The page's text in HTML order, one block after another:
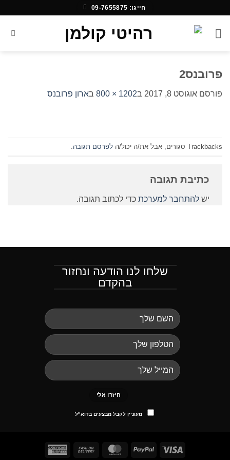
content
חייגו: 09-7655875
פרובנס2
פורסם אוגוסט 8, 2017 ב1202 × 800 בארון פרובנס
Trackbacks סגורים, אבל את/ה יכול/ה לפרסם תגובה
כתיבת תגובה
יש להתחבר למערכת כדי לכתוב תגובה.
שלחו לנו הודעה ונחזור
בהקדם
מעוניין לקבל מבצעים בדוא"ל
Visa
PayPal
MasterCard
Cash